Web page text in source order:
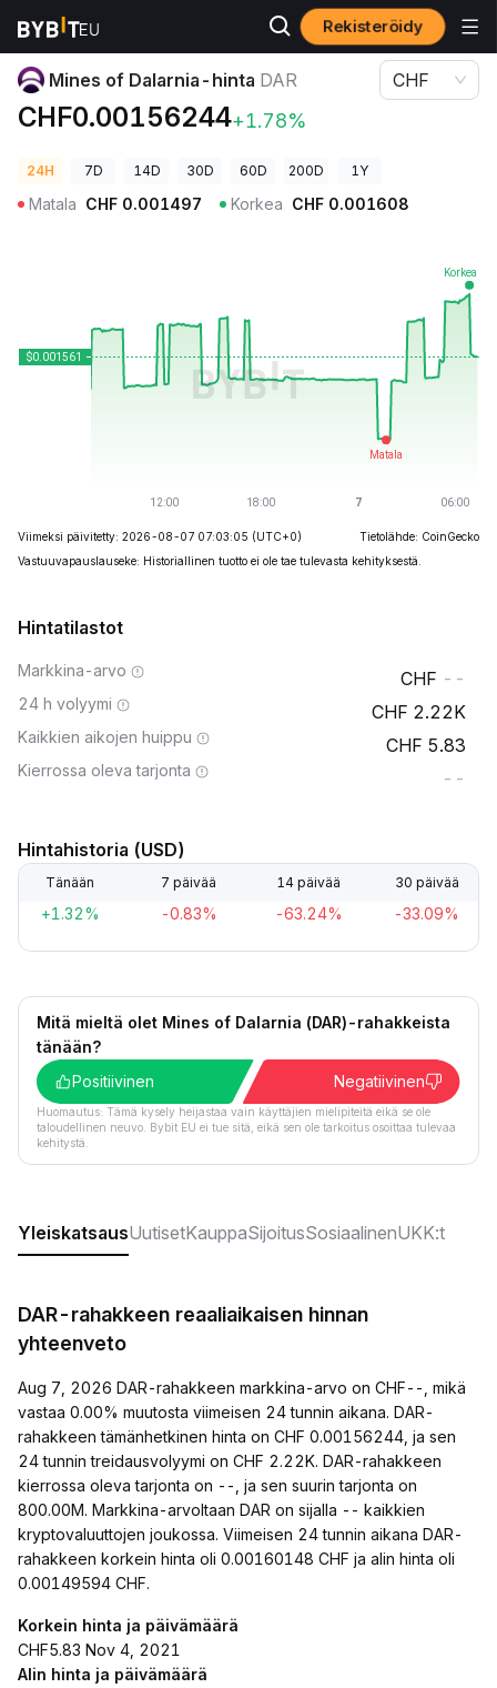
Rekisteröidy
Kryptohinnat Mines of Dalarnia-hinta DAR
Mines of Dalarnia-hinta DAR
CHF0.00156244+1.78%
CHF
24H 7D 14D 30D 60D 200D 1Y
Matala CHF 0.001497 Korkea CHF 0.001608
Viimeksi päivitetty: 2026-08-07 07:03:05 (UTC+0)
Tietolähde: CoinGecko
Vastuuvapauslauseke: Historiallinen tuotto ei ole tae tulevasta kehityksestä.
Hintatilastot
Markkina-arvo --
24 h volyymi 2.22K
Kaikkien aikojen huippu 5.83
Kierrossa oleva tarjonta --
Hintahistoria (USD)
Tänään 7 päivää 14 päivää 30 päivää
+1.32% -0.83% -63.24% -33.09%
Mitä mieltä olet Mines of Dalarnia (DAR)-rahakkeista
tänään?
Positiivinen
Negatiivinen
Huomautus: Tämä kysely heijastaa vain käyttäjien mielipiteitä eikä se ole
taloudellinen neuvo. Bybit EU ei tue sitä, eikä sen ole tarkoitus osoittaa tulevaa
kehitystä.
YleiskatsausUutisetKauppaSijoitusSosiaalinenUKK:t
DAR-rahakkeen reaaliaikaisen hinnan
yhteenveto
Aug 7, 2026 DAR-rahakkeen markkina-arvo on CHF--, mikä
vastaa 0.00% muutosta viimeisen 24 tunnin aikana. DAR-
rahakkeen tämänhetkinen hinta on CHF 0.00156244, ja sen
24 tunnin treidausvolyymi on CHF 2.22K. DAR-rahakkeen
kierrossa oleva tarjonta on --, ja sen suurin tarjonta on
800.00M. Markkina-arvoltaan DAR on sijalla -- kaikkien
kryptovaluuttojen joukossa. Viimeisen 24 tunnin aikana DAR-
rahakkeen korkein hinta oli 0.00160148 CHF ja alin hinta oli
0.00149594 CHF.
Korkein hinta ja päivämäärä
CHF5.83 Nov 4, 2021
Alin hinta ja päivämäärä